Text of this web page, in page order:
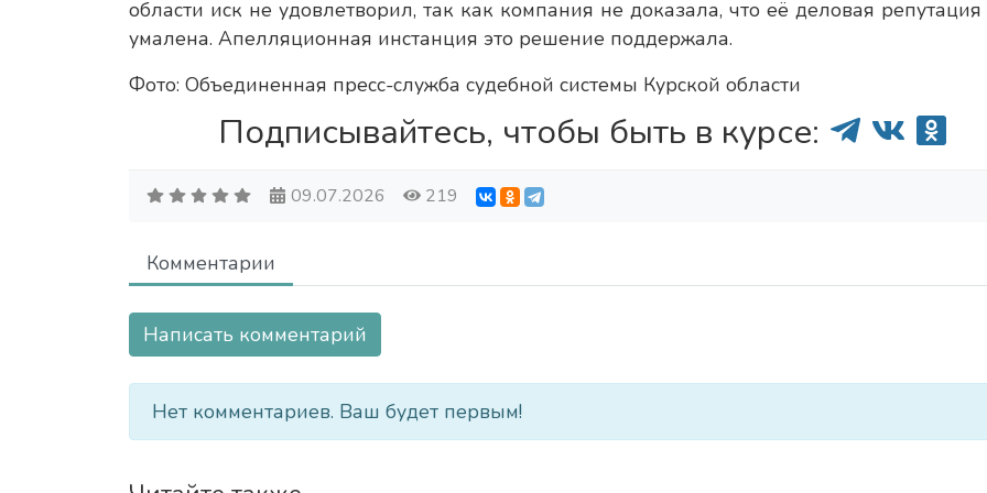
области иск не удовлетворил, так как компания не доказала, что её деловая
умалена. Апелляционная инстанция это решение поддержала.
Фото: Объединенная пресс-служба судебной системы Курской области
Подписывайтесь, чтобы быть в курсе:
09.07.2026 219
Комментарии
Написать комментарий
Нет комментариев. Ваш будет первым!